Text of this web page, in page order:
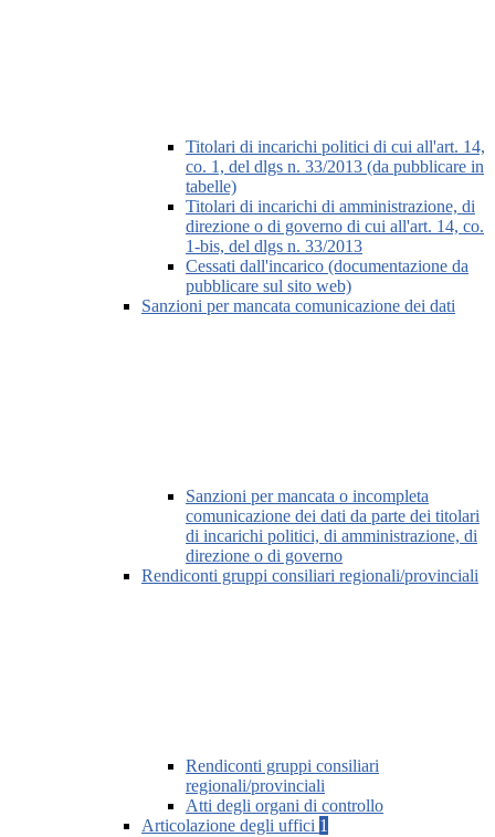
Titolari di incarichi politici di cui all'art. 14,
co. 1, del dlgs n. 33/2013 (da pubblicare in
tabelle)
Titolari di incarichi di amministrazione, di
direzione o di governo di cui all'art. 14, co.
1-bis, del dlgs n. 33/2013
Cessati dall'incarico (documentazione da
pubblicare sul sito web)
Sanzioni per mancata comunicazione dei dati
Sanzioni per mancata o incompleta
comunicazione dei dati da parte dei titolari
di incarichi politici, di amministrazione, di
direzione o di governo
Rendiconti gruppi consiliari regionali/provinciali
Rendiconti gruppi consiliari
regionali/provinciali
Atti degli organi di controllo
Articolazione degli uffici 1